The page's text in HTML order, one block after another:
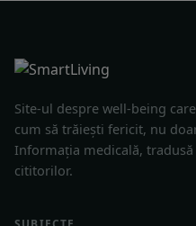
Site-ul despre well-being
cum să trăiești fericit, nu
Informația medicală,
cititorilor.